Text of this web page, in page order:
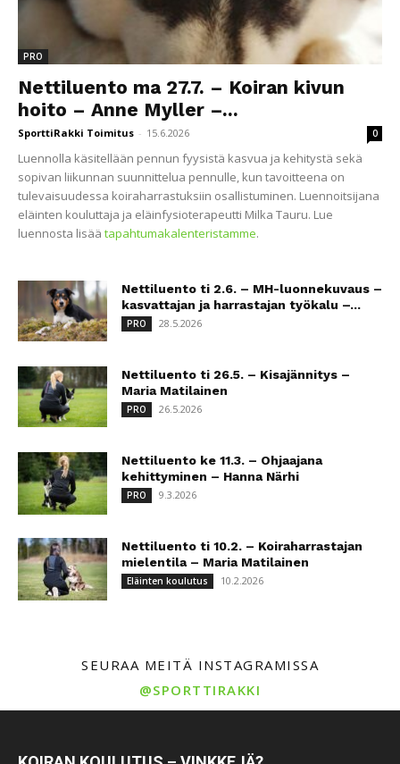
PRO
Nettiluento ma 27.7. – Koiran kivun
hoito – Anne Myller –...
SporttiRakki Toimitus - 15.6.2026 0
Luennolla käsitellään pennun fyysistä kasvua ja kehitystä sekä
sopivan liikunnan suunnittelua pennulle, kun tavoitteena on
tulevaisuudessa koiraharrastuksiin osallistuminen. Luennoitsijana
eläinten kouluttaja ja eläinfysioterapeutti Milka Tauru. Lue
luennosta lisää tapahtumakalenteristamme.
Nettiluento ti 2.6. – MH-luonnekuvaus –
kasvattajan ja harrastajan työkalu –...
PRO 28.5.2026
Nettiluento ti 26.5. – Kisajännitys –
Maria Matilainen
PRO 26.5.2026
Nettiluento ke 11.3. – Ohjaajana
kehittyminen – Hanna Närhi
PRO 9.3.2026
Nettiluento ti 10.2. – Koiraharrastajan
mielentila – Maria Matilainen
Eläinten koulutus 10.2.2026
SEURAA MEITÄ INSTAGRAMISSA
@SPORTTIRAKKI